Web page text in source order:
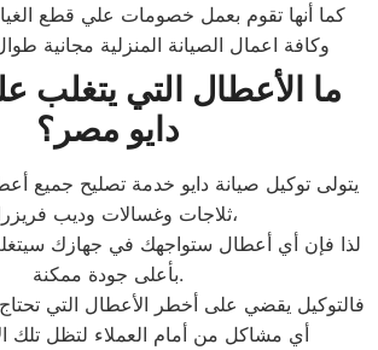
كما أنها تقوم بعمل خصومات علي قطع الغيار
وكافة اعمال الصيانة المنزلية مجانية
ما الأعطال التي يتغلب
دايو مصر؟
يتولى توكيل صيانة دايو خدمة تصليح جميع
ثلاجات وغسالات وديب فريزرات،
لذا فإن أي أعطال ستواجهك في جهازك
بأعلى جودة ممكنة.
فالتوكيل يقضي على أخطر الأعطال التي
أي مشاكل من أمام العملاء لتظل تلك